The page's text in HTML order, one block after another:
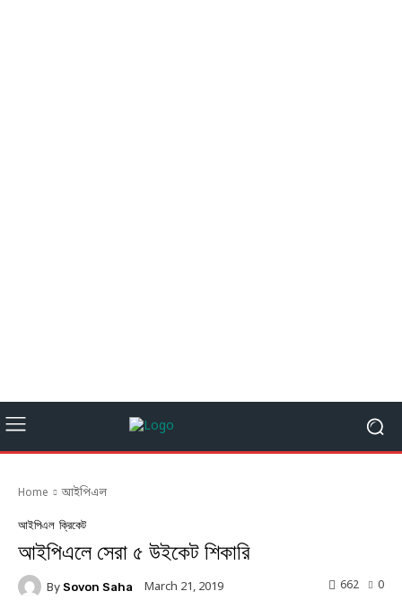
Home আইপিএল
আইপিএল ক্রিকেট
আইপিএলে সেরা ৫ উইকেট শিকারি
By Sovon Saha March 21, 2019 0
662